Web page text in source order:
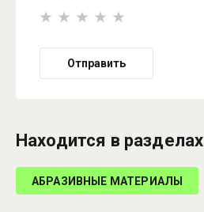
Отправить
Находится в разделах
АБРАЗИВНЫЕ МАТЕРИАЛЫ